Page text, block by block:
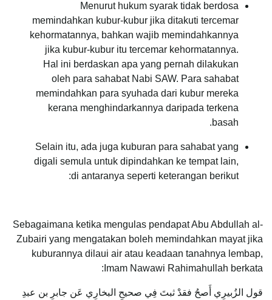
Menurut hukum syarak tidak berdosa
memindahkan kubur-kubur jika ditakuti tercemar
kehormatannya, bahkan wajib memindahkannya
jika kubur-kubur itu tercemar kehormatannya.
Hal ini berdaskan apa yang pernah dilakukan
oleh para sahabat Nabi SAW. Para sahabat
memindahkan para syuhada dari kubur mereka
kerana menghindarkannya daripada terkena
basah.
Selain itu, ada juga kuburan para sahabat yang
digali semula untuk dipindahkan ke tempat lain,
di antaranya seperti keterangan berikut:
Sebagaimana ketika mengulas pendapat Abu Abdullah al-
Zubairi yang mengatakan boleh memindahkan mayat jika
kuburannya dilaui air atau keadaan tanahnya lembap,
Imam Nawawi Rahimahullah berkata:
قول الزُبيرِي أَصحُ فقدْ ثبتَ فِي صحيحِ البخارِي عَن جابرِ بن عبدِ